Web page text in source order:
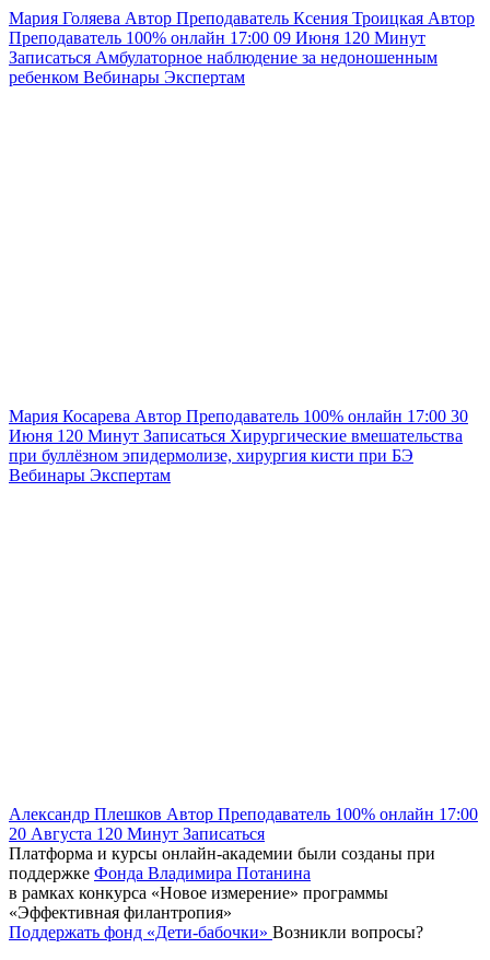
Мария Голяева Автор Преподаватель Ксения Троицкая Автор
Преподаватель 100% онлайн 17:00 09 Июня 120 Минут
Записаться Амбулаторное наблюдение за недоношенным
ребенком Вебинары Экспертам
Мария Косарева Автор Преподаватель 100% онлайн 17:00 30
Июня 120 Минут Записаться Хирургические вмешательства
при буллёзном эпидермолизе, хирургия кисти при БЭ
Вебинары Экспертам
Александр Плешков Автор Преподаватель 100% онлайн 17:00
20 Августа 120 Минут Записаться
Платформа и курсы онлайн-академии были созданы при
поддержке Фонда Владимира Потанина
в рамках конкурса «Новое измерение» программы
«Эффективная филантропия»
Поддержать фонд «Дети-бабочки» Возникли вопросы?